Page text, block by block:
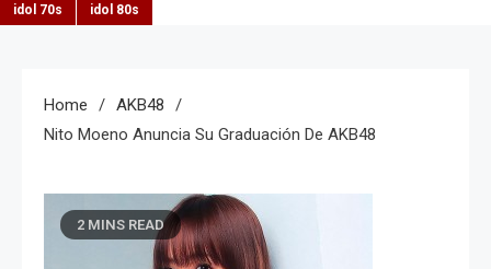
idol 70s
idol 80s
Home
AKB48
Nito Moeno Anuncia Su Graduación De AKB48
2 MINS READ